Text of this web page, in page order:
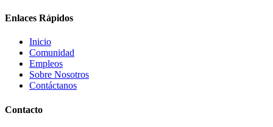
Enlaces Rápidos
Inicio
Comunidad
Empleos
Sobre Nosotros
Contáctanos
Contacto